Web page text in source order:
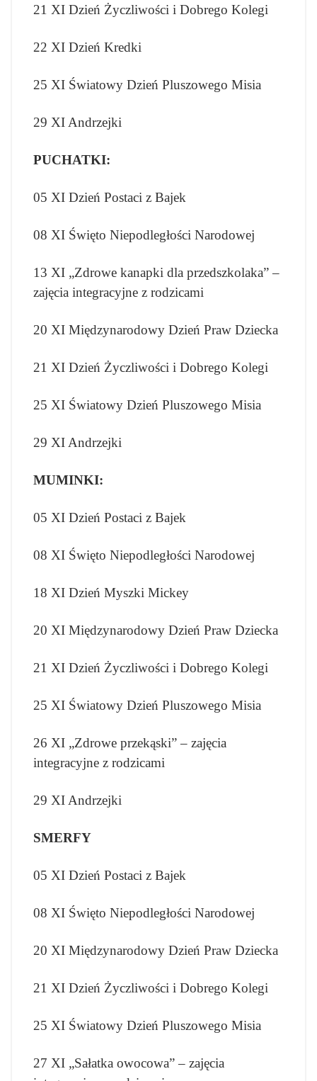
21 XI Dzień Życzliwości i Dobrego Kolegi
22 XI Dzień Kredki
25 XI Światowy Dzień Pluszowego Misia
29 XI Andrzejki
PUCHATKI:
05 XI Dzień Postaci z Bajek
08 XI Święto Niepodległości Narodowej
13 XI „Zdrowe kanapki dla przedszkolaka” –
zajęcia integracyjne z rodzicami
20 XI Międzynarodowy Dzień Praw Dziecka
21 XI Dzień Życzliwości i Dobrego Kolegi
25 XI Światowy Dzień Pluszowego Misia
29 XI Andrzejki
MUMINKI:
05 XI Dzień Postaci z Bajek
08 XI Święto Niepodległości Narodowej
18 XI Dzień Myszki Mickey
20 XI Międzynarodowy Dzień Praw Dziecka
21 XI Dzień Życzliwości i Dobrego Kolegi
25 XI Światowy Dzień Pluszowego Misia
26 XI „Zdrowe przekąski” – zajęcia
integracyjne z rodzicami
29 XI Andrzejki
SMERFY
05 XI Dzień Postaci z Bajek
08 XI Święto Niepodległości Narodowej
20 XI Międzynarodowy Dzień Praw Dziecka
21 XI Dzień Życzliwości i Dobrego Kolegi
25 XI Światowy Dzień Pluszowego Misia
27 XI „Sałatka owocowa” – zajęcia